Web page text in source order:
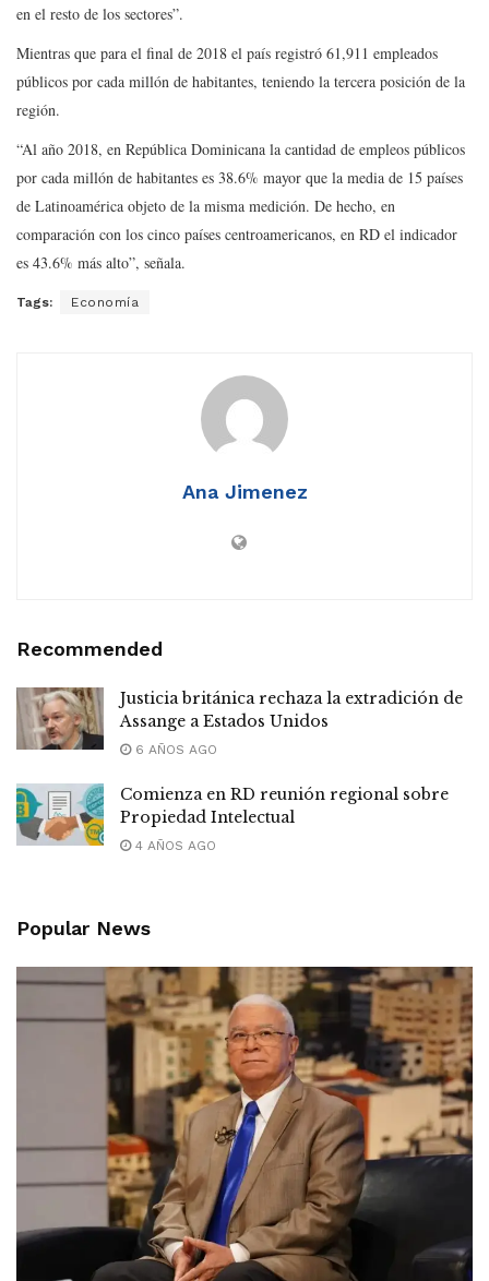
en el resto de los sectores”.
Mientras que para el final de 2018 el país registró 61,911 empleados
públicos por cada millón de habitantes, teniendo la tercera posición de la
región.
“Al año 2018, en República Dominicana la cantidad de empleos públicos
por cada millón de habitantes es 38.6% mayor que la media de 15 países
de Latinoamérica objeto de la misma medición. De hecho, en
comparación con los cinco países centroamericanos, en RD el indicador
es 43.6% más alto”, señala.
Tags: Economía
Ana Jimenez
Recommended
Justicia británica rechaza la extradición de
Assange a Estados Unidos
6 AÑOS AGO
Comienza en RD reunión regional sobre
Propiedad Intelectual
4 AÑOS AGO
Popular News